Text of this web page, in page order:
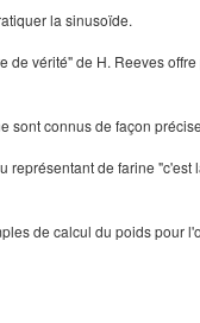
la sinusoïde.
de vérité" de H. Reeves
sont connus de façon
représentant de farine
de calcul du poids pour